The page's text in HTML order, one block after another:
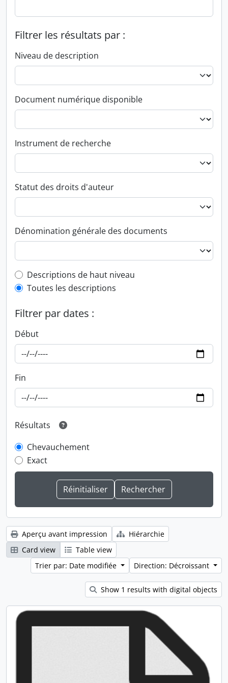
Filtrer les résultats par :
Niveau de description
Document numérique disponible
Instrument de recherche
Statut des droits d'auteur
Dénomination générale des documents
Top-level description filter
Descriptions de haut niveau
Toutes les descriptions
Filtrer par dates :
Début
Fin
Résultats
Chevauchement
Exact
Aperçu avant impression
Hiérarchie
Card view
Table view
Trier par: Date modifiée
Direction: Décroissant
Show 1 results with digital objects